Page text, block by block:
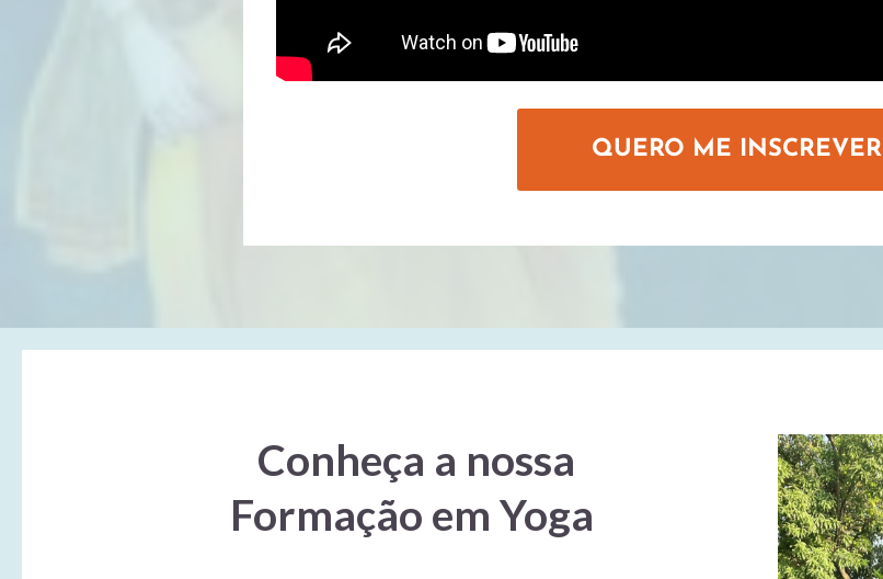
QUERO ME INSCREVER
Conheça a nossa
Formação em Yoga